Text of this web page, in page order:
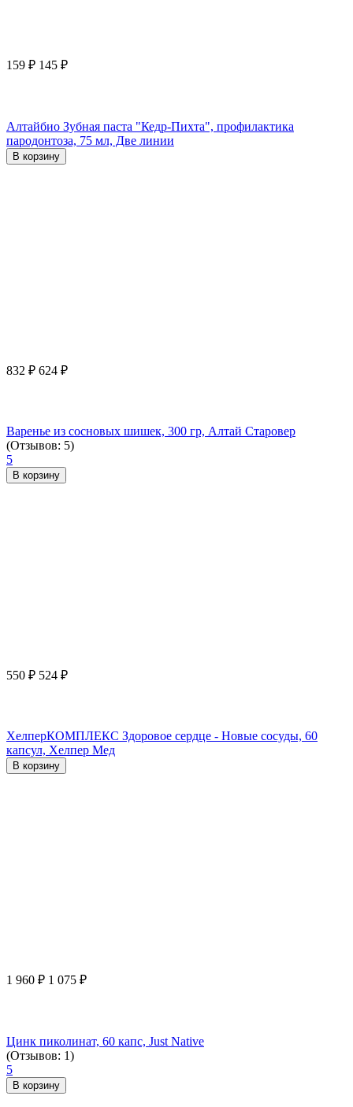
159 ₽ 145 ₽
Алтайбио Зубная паста "Кедр-Пихта", профилактика
пародонтоза, 75 мл, Две линии
В корзину
832 ₽ 624 ₽
Варенье из сосновых шишек, 300 гр, Алтай Старовер
(Отзывов: 5)
5
В корзину
550 ₽ 524 ₽
ХелперКОМПЛЕКС Здоровое сердце - Новые сосуды, 60
капсул, Хелпер Мед
В корзину
1 960 ₽ 1 075 ₽
Цинк пиколинат, 60 капс, Just Native
(Отзывов: 1)
5
В корзину